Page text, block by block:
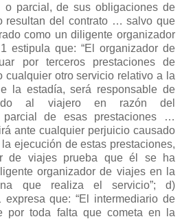
o parcial, de sus obligaciones de
resultan del contrato … salvo que
como un diligente organizador
estipula que: “El organizador de
por terceros prestaciones de
cualquier otro servicio relativo a la
la estadía, será responsable de
al viajero en razón del
parcial de esas prestaciones …
ante cualquier perjuicio causado
ejecución de estas prestaciones,
de viajes prueba que él se ha
organizador de viajes en la
que realiza el servicio”; d)
expresa que: “El intermediario de
por toda falta que cometa en la